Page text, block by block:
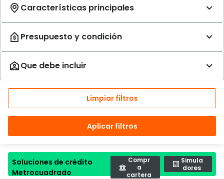
Limpiar filtros
Aplicar filtros
Soluciones de crédito
Metrocuadrado
Compr
a
cartera
Simula
dores